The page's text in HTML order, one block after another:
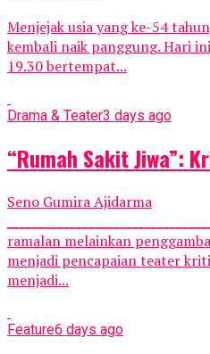
Menjejak usia yang ke-54
kembali naik panggung. Hari
19.30 bertempat...
Drama & Teater3 days ago
“Rumah Sakit Jiwa”:
Seno Gumira Ajidarma
ramalan melainkan
menjadi pencapaian teater
menjadi...
Feature6 days ago